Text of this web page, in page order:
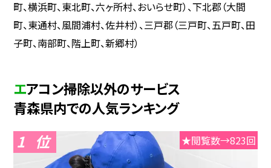
町、横浜町、東北町、六ヶ所村、おいらせ町）、下北郡（大間
町、東通村、風間浦村、佐井村）、三戸郡（三戸町、五戸町、田
子町、南部町、階上町、新郷村）
エアコン掃除以外のサービス
青森県内での人気ランキング
1 ★閲覧数→823回